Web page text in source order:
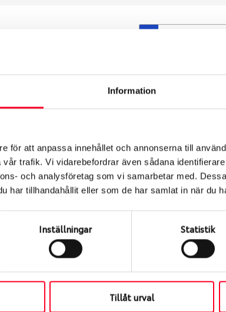
Information
för att anpassa innehållet och annonserna till
trafik. Vi vidarebefordrar även sådana
och analysföretag som vi samarbetar med.
har tillhandahållit eller som de har samlat in när du
Inställningar Statistik
Tillåt urval
däck du valt passar din
på dina befintliga
och fälg har samma
under årens lopp och inte
fabrik.
levereras de direkt till någon av våra
tid för upphämtning eller service. När vi